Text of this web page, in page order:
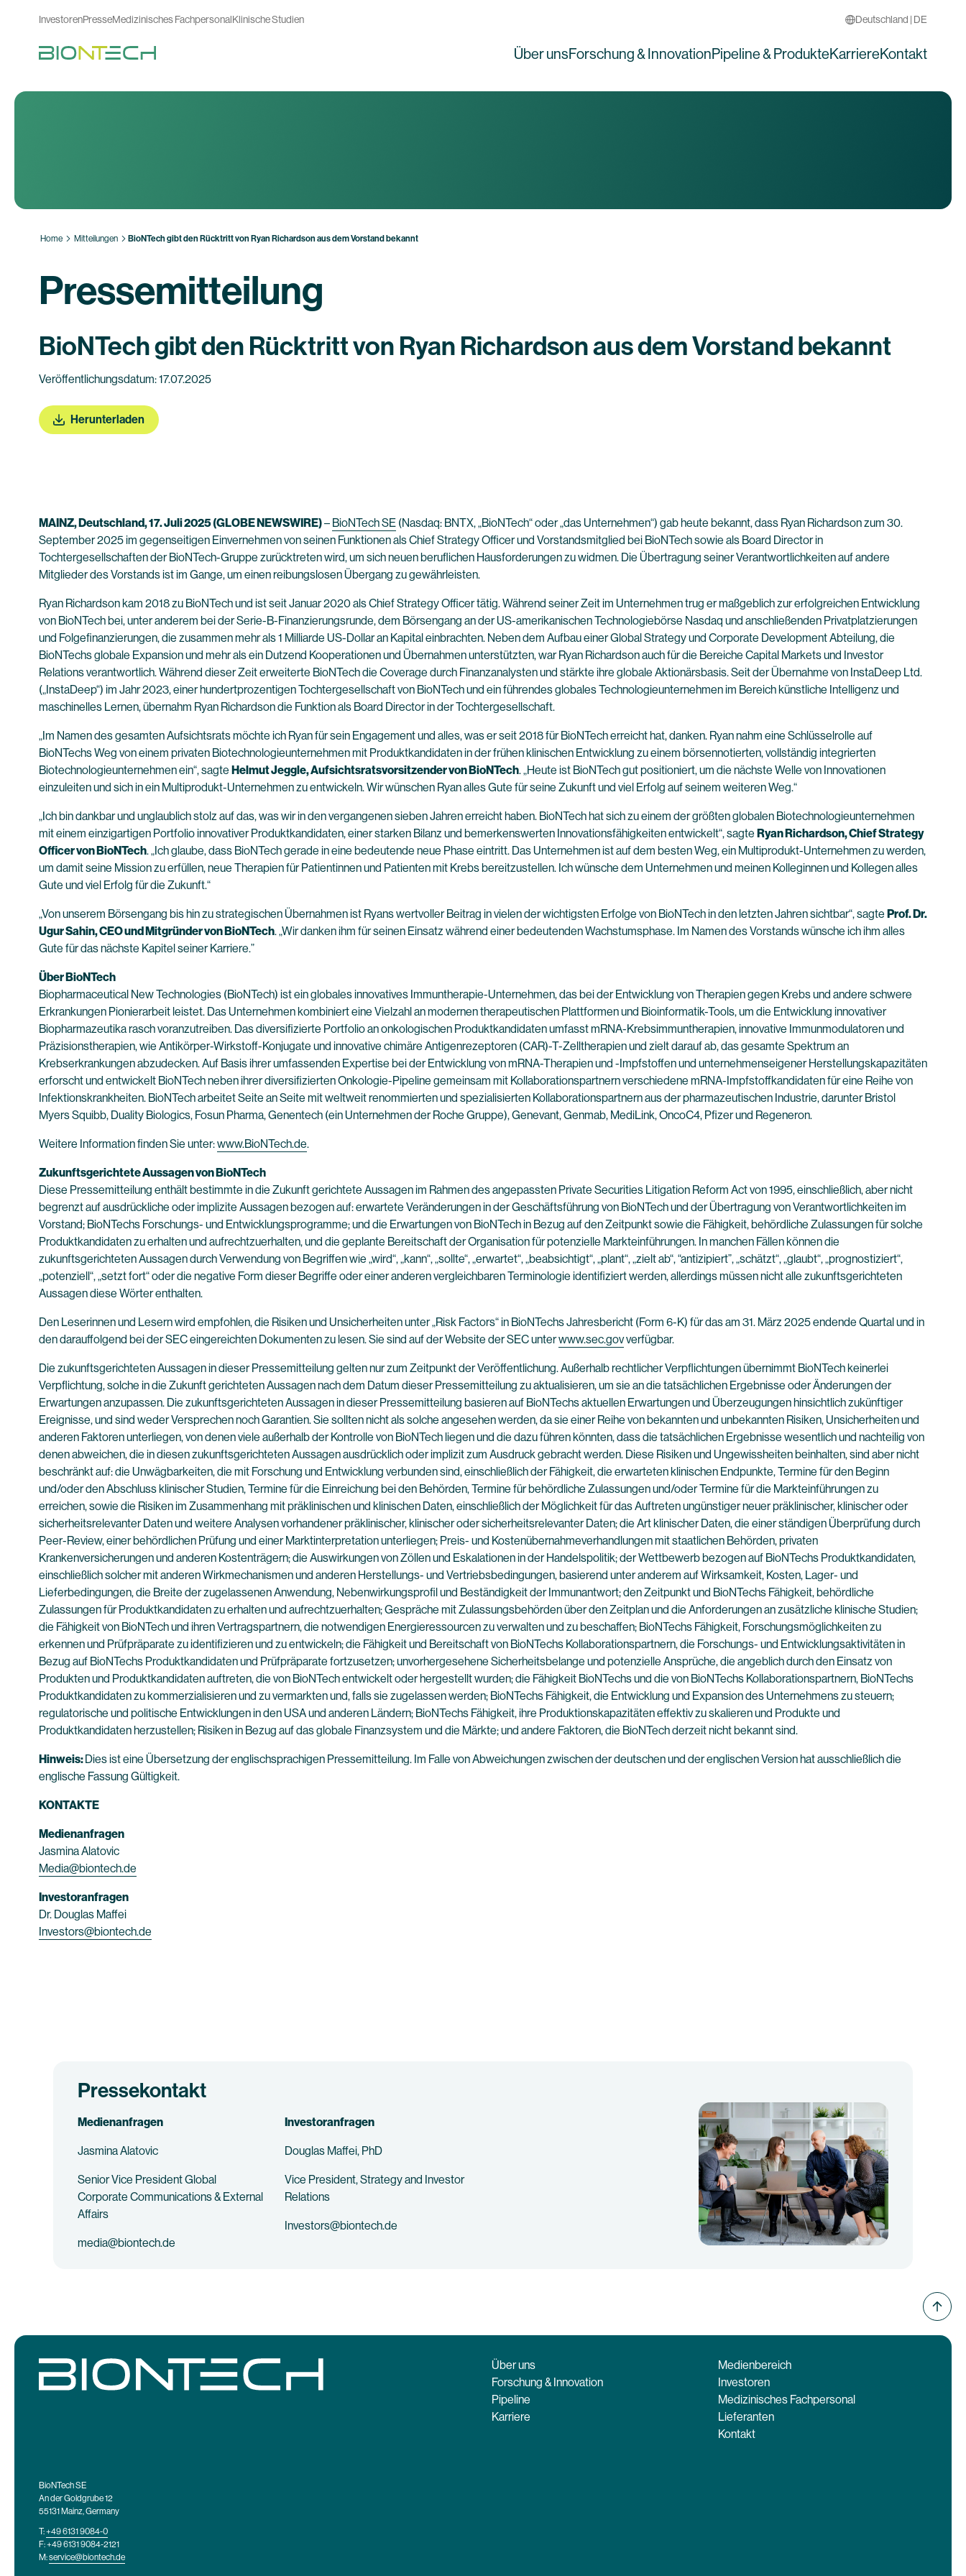
InvestorenPresseMedizinisches FachpersonalKlinische Studien Deutschland | DE
Über unsForschung & InnovationPipeline & ProdukteKarriereKontakt
Home Mitteilungen BioNTech gibt den Rücktritt von Ryan Richardson aus dem Vorstand bekannt
Pressemitteilung
BioNTech gibt den Rücktritt von Ryan Richardson aus dem Vorstand bekannt
Veröffentlichungsdatum: 17.07.2025
Herunterladen
MAINZ, Deutschland, 17. Juli 2025 (GLOBE NEWSWIRE)– BioNTech SE (Nasdaq: BNTX, „BioNTech“ oder „das Unternehmen“) gab heute bekannt, dass Ryan Richardson zum 30.
September 2025 im gegenseitigen Einvernehmen von seinen Funktionen als Chief Strategy Officer und Vorstandsmitglied bei BioNTech sowie als Board Director in
Tochtergesellschaften der BioNTech-Gruppe zurücktreten wird, um sich neuen beruflichen Hausforderungen zu widmen. Die Übertragung seiner Verantwortlichkeiten auf andere
Mitglieder des Vorstands ist im Gange, um einen reibungslosen Übergang zu gewährleisten.
Ryan Richardson kam 2018 zu BioNTech und ist seit Januar 2020 als Chief Strategy Officer tätig. Während seiner Zeit im Unternehmen trug er maßgeblich zur erfolgreichen Entwicklung
von BioNTech bei, unter anderem bei der Serie-B-Finanzierungsrunde, dem Börsengang an der US-amerikanischen Technologiebörse Nasdaq und anschließenden Privatplatzierungen
und Folgefinanzierungen, die zusammen mehr als 1 Milliarde US-Dollar an Kapital einbrachten. Neben dem Aufbau einer Global Strategy und Corporate Development Abteilung, die
BioNTechs globale Expansion und mehr als ein Dutzend Kooperationen und Übernahmen unterstützten, war Ryan Richardson auch für die Bereiche Capital Markets und Investor
Relations verantwortlich. Während dieser Zeit erweiterte BioNTech die Coverage durch Finanzanalysten und stärkte ihre globale Aktionärsbasis. Seit der Übernahme von InstaDeep Ltd.
(„InstaDeep“) im Jahr 2023, einer hundertprozentigen Tochtergesellschaft von BioNTech und ein führendes globales Technologieunternehmen im Bereich künstliche Intelligenz und
maschinelles Lernen, übernahm Ryan Richardson die Funktion als Board Director in der Tochtergesellschaft.
„Im Namen des gesamten Aufsichtsrats möchte ich Ryan für sein Engagement und alles, was er seit 2018 für BioNTech erreicht hat, danken. Ryan nahm eine Schlüsselrolle auf
BioNTechs Weg von einem privaten Biotechnologieunternehmen mit Produktkandidaten in der frühen klinischen Entwicklung zu einem börsennotierten, vollständig integrierten
Biotechnologieunternehmen ein“, sagte Helmut Jeggle, Aufsichtsratsvorsitzender von BioNTech. „Heute ist BioNTech gut positioniert, um die nächste Welle von Innovationen
einzuleiten und sich in ein Multiprodukt-Unternehmen zu entwickeln. Wir wünschen Ryan alles Gute für seine Zukunft und viel Erfolg auf seinem weiteren Weg.“
„Ich bin dankbar und unglaublich stolz auf das, was wir in den vergangenen sieben Jahren erreicht haben. BioNTech hat sich zu einem der größten globalen Biotechnologieunternehmen
mit einem einzigartigen Portfolio innovativer Produktkandidaten, einer starken Bilanz und bemerkenswerten Innovationsfähigkeiten entwickelt“, sagte Ryan Richardson, Chief Strategy
Officer von BioNTech. „Ich glaube, dass BioNTech gerade in eine bedeutende neue Phase eintritt. Das Unternehmen ist auf dem besten Weg, ein Multiprodukt-Unternehmen zu werden,
um damit seine Mission zu erfüllen, neue Therapien für Patientinnen und Patienten mit Krebs bereitzustellen. Ich wünsche dem Unternehmen und meinen Kolleginnen und Kollegen alles
Gute und viel Erfolg für die Zukunft.“
„Von unserem Börsengang bis hin zu strategischen Übernahmen ist Ryans wertvoller Beitrag in vielen der wichtigsten Erfolge von BioNTech in den letzten Jahren sichtbar“, sagte Prof. Dr.
Ugur Sahin, CEO und Mitgründer von BioNTech. „Wir danken ihm für seinen Einsatz während einer bedeutenden Wachstumsphase. Im Namen des Vorstands wünsche ich ihm alles
Gute für das nächste Kapitel seiner Karriere.”
Über BioNTech
Biopharmaceutical New Technologies (BioNTech) ist ein globales innovatives Immuntherapie-Unternehmen, das bei der Entwicklung von Therapien gegen Krebs und andere schwere
Erkrankungen Pionierarbeit leistet. Das Unternehmen kombiniert eine Vielzahl an modernen therapeutischen Plattformen und Bioinformatik-Tools, um die Entwicklung innovativer
Biopharmazeutika rasch voranzutreiben. Das diversifizierte Portfolio an onkologischen Produktkandidaten umfasst mRNA-Krebsimmuntherapien, innovative Immunmodulatoren und
Präzisionstherapien, wie Antikörper-Wirkstoff-Konjugate und innovative chimäre Antigenrezeptoren (CAR)-T-Zelltherapien und zielt darauf ab, das gesamte Spektrum an
Krebserkrankungen abzudecken. Auf Basis ihrer umfassenden Expertise bei der Entwicklung von mRNA-Therapien und -Impfstoffen und unternehmenseigener Herstellungskapazitäten
erforscht und entwickelt BioNTech neben ihrer diversifizierten Onkologie-Pipeline gemeinsam mit Kollaborationspartnern verschiedene mRNA-Impfstoffkandidaten für eine Reihe von
Infektionskrankheiten. BioNTech arbeitet Seite an Seite mit weltweit renommierten und spezialisierten Kollaborationspartnern aus der pharmazeutischen Industrie, darunter Bristol
Myers Squibb, Duality Biologics, Fosun Pharma, Genentech (ein Unternehmen der Roche Gruppe), Genevant, Genmab, MediLink, OncoC4, Pfizer und Regeneron.
Weitere Information finden Sie unter:www.BioNTech.de.
Zukunftsgerichtete Aussagen von BioNTech
Diese Pressemitteilung enthält bestimmte in die Zukunft gerichtete Aussagen im Rahmen des angepassten Private Securities Litigation Reform Act von 1995, einschließlich, aber nicht
begrenzt auf ausdrückliche oder implizite Aussagen bezogen auf: erwartete Veränderungen in der Geschäftsführung von BioNTech und der Übertragung von Verantwortlichkeiten im
Vorstand; BioNTechs Forschungs- und Entwicklungsprogramme; und die Erwartungen von BioNTech in Bezug auf den Zeitpunkt sowie die Fähigkeit, behördliche Zulassungen für solche
Produktkandidaten zu erhalten und aufrechtzuerhalten, und die geplante Bereitschaft der Organisation für potenzielle Markteinführungen. In manchen Fällen können die
zukunftsgerichteten Aussagen durch Verwendung von Begriffen wie „wird“, „kann“, „sollte“, „erwartet“, „beabsichtigt“, „plant“, „zielt ab“, “antizipiert”, „schätzt“, „glaubt“, „prognostiziert“,
„potenziell“, „setzt fort“ oder die negative Form dieser Begriffe oder einer anderen vergleichbaren Terminologie identifiziert werden, allerdings müssen nicht alle zukunftsgerichteten
Aussagen diese Wörter enthalten.
Den Leserinnen und Lesern wird empfohlen, die Risiken und Unsicherheiten unter „Risk Factors“ in BioNTechs Jahresbericht (Form 6-K) für das am 31. März 2025 endende Quartal und in
den darauffolgend bei der SEC eingereichten Dokumenten zu lesen. Sie sind auf der Website der SEC unterwww.sec.govverfügbar.
Die zukunftsgerichteten Aussagen in dieser Pressemitteilung gelten nur zum Zeitpunkt der Veröffentlichung. Außerhalb rechtlicher Verpflichtungen übernimmt BioNTech keinerlei
Verpflichtung, solche in die Zukunft gerichteten Aussagen nach dem Datum dieser Pressemitteilung zu aktualisieren, um sie an die tatsächlichen Ergebnisse oder Änderungen der
Erwartungen anzupassen. Die zukunftsgerichteten Aussagen in dieser Pressemitteilung basieren auf BioNTechs aktuellen Erwartungen und Überzeugungen hinsichtlich zukünftiger
Ereignisse, und sind weder Versprechen noch Garantien. Sie sollten nicht als solche angesehen werden, da sie einer Reihe von bekannten und unbekannten Risiken, Unsicherheiten und
anderen Faktoren unterliegen, von denen viele außerhalb der Kontrolle von BioNTech liegen und die dazu führen könnten, dass die tatsächlichen Ergebnisse wesentlich und nachteilig von
denen abweichen, die in diesen zukunftsgerichteten Aussagen ausdrücklich oder implizit zum Ausdruck gebracht werden. Diese Risiken und Ungewissheiten beinhalten, sind aber nicht
beschränkt auf: die Unwägbarkeiten, die mit Forschung und Entwicklung verbunden sind, einschließlich der Fähigkeit, die erwarteten klinischen Endpunkte, Termine für den Beginn
und/oder den Abschluss klinischer Studien, Termine für die Einreichung bei den Behörden, Termine für behördliche Zulassungen und/oder Termine für die Markteinführungen zu
erreichen, sowie die Risiken im Zusammenhang mit präklinischen und klinischen Daten, einschließlich der Möglichkeit für das Auftreten ungünstiger neuer präklinischer, klinischer oder
sicherheitsrelevanter Daten und weitere Analysen vorhandener präklinischer, klinischer oder sicherheitsrelevanter Daten; die Art klinischer Daten, die einer ständigen Überprüfung durch
Peer-Review, einer behördlichen Prüfung und einer Marktinterpretation unterliegen; Preis- und Kostenübernahmeverhandlungen mit staatlichen Behörden, privaten
Krankenversicherungen und anderen Kostenträgern; die Auswirkungen von Zöllen und Eskalationen in der Handelspolitik; der Wettbewerb bezogen auf BioNTechs Produktkandidaten,
einschließlich solcher mit anderen Wirkmechanismen und anderen Herstellungs- und Vertriebsbedingungen, basierend unter anderem auf Wirksamkeit, Kosten, Lager- und
Lieferbedingungen, die Breite der zugelassenen Anwendung, Nebenwirkungsprofil und Beständigkeit der Immunantwort; den Zeitpunkt und BioNTechs Fähigkeit, behördliche
Zulassungen für Produktkandidaten zu erhalten und aufrechtzuerhalten; Gespräche mit Zulassungsbehörden über den Zeitplan und die Anforderungen an zusätzliche klinische Studien;
die Fähigkeit von BioNTech und ihren Vertragspartnern, die notwendigen Energieressourcen zu verwalten und zu beschaffen; BioNTechs Fähigkeit, Forschungsmöglichkeiten zu
erkennen und Prüfpräparate zu identifizieren und zu entwickeln; die Fähigkeit und Bereitschaft von BioNTechs Kollaborationspartnern, die Forschungs- und Entwicklungsaktivitäten in
Bezug auf BioNTechs Produktkandidaten und Prüfpräparate fortzusetzen; unvorhergesehene Sicherheitsbelange und potenzielle Ansprüche, die angeblich durch den Einsatz von
Produkten und Produktkandidaten auftreten, die von BioNTech entwickelt oder hergestellt wurden; die Fähigkeit BioNTechs und die von BioNTechs Kollaborationspartnern, BioNTechs
Produktkandidaten zu kommerzialisieren und zu vermarkten und, falls sie zugelassen werden; BioNTechs Fähigkeit, die Entwicklung und Expansion des Unternehmens zu steuern;
regulatorische und politische Entwicklungen in den USA und anderen Ländern; BioNTechs Fähigkeit, ihre Produktionskapazitäten effektiv zu skalieren und Produkte und
Produktkandidaten herzustellen; Risiken in Bezug auf das globale Finanzsystem und die Märkte; und andere Faktoren, die BioNTech derzeit nicht bekannt sind.
Hinweis:Dies ist eine Übersetzung der englischsprachigen Pressemitteilung. Im Falle von Abweichungen zwischen der deutschen und der englischen Version hat ausschließlich die
englische Fassung Gültigkeit.
KONTAKTE
Medienanfragen
Jasmina Alatovic
Media@biontech.de
Investoranfragen
Dr. Douglas Maffei
Investors@biontech.de
Pressekontakt
Medienanfragen
Jasmina Alatovic
Senior Vice President Global
Corporate Communications & External
Affairs
media@biontech.de
Investoranfragen
Douglas Maffei, PhD
Vice President, Strategy and Investor
Relations
Investors@biontech.de
Über uns
Forschung & Innovation
Pipeline
Karriere
Medienbereich
Investoren
Medizinisches Fachpersonal
Lieferanten
Kontakt
BioNTech SE
An der Goldgrube 12
55131 Mainz, Germany
T:+49 6131 9084-0
F: +49 6131 9084-2121
M:service@biontech.de